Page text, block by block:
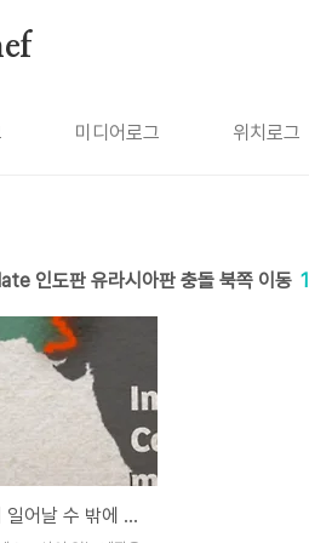
미디어로그 위치로그
인도판 유라시아판 충돌 북쪽 이동 1
네팔에 대지진이 일어날 수 밖에 없는 이유